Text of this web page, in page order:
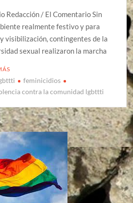
Redacción / El Comentario Sin
realmente festivo y para
visibilización, contingentes de la
sexual realizaron la marcha
feminicidios
contra la comunidad lgbttti